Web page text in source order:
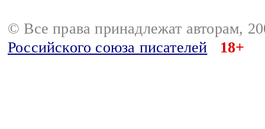
© Все права принадлежат авторам,
Российского союза писателей
18+